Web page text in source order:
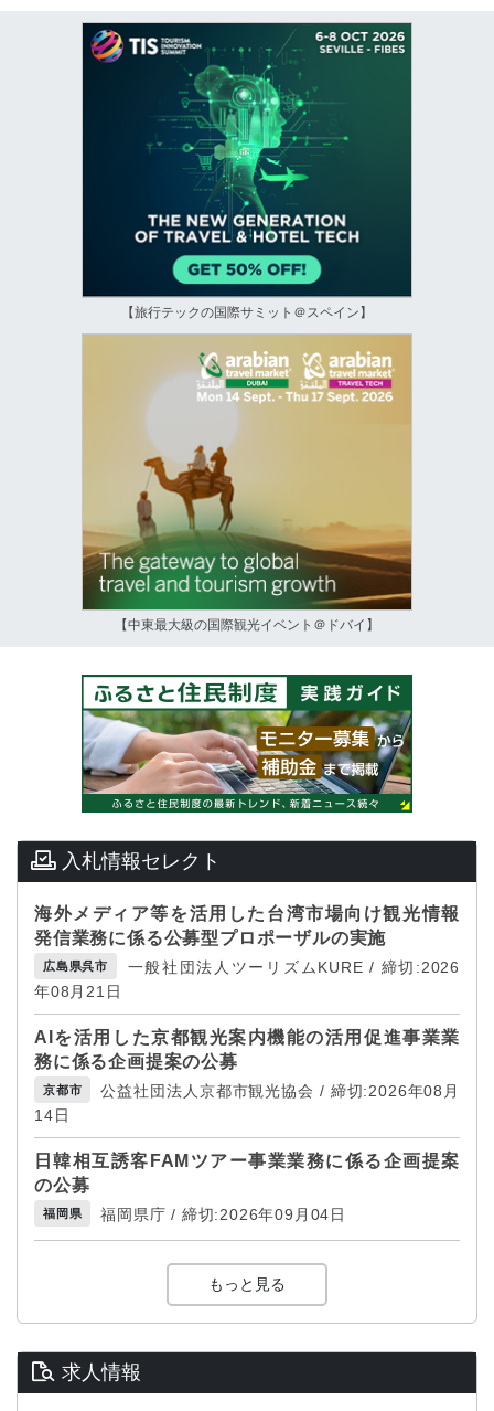
【旅行テックの国際サミット＠スペイン】
【中東最大級の国際観光イベント＠ドバイ】
入札情報セレクト
海外メディア等を活用した台湾市場向け観光情報
発信業務に係る公募型プロポーザルの実施
広島県呉市
一般社団法人ツーリズムKURE / 締切:2026
年08月21日
AIを活用した京都観光案内機能の活用促進事業業
務に係る企画提案の公募
京都市
公益社団法人京都市観光協会 / 締切:2026年08月
14日
日韓相互誘客FAMツアー事業業務に係る企画提案
の公募
福岡県 福岡県庁 / 締切:2026年09月04日
もっと見る
求人情報